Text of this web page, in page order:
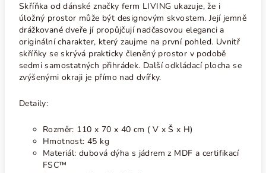
Skříňka od dánské značky ferm LIVING ukazuje, že i
úložný prostor může být designovým skvostem. Její jemně
drážkované dveře jí propůjčují nadčasovou eleganci a
originální charakter, který zaujme na první pohled. Uvnitř
skříňky se skrývá prakticky členěný prostor v podobě
sedmi samostatných přihrádek. Další odkládací plocha se
zvýšenými okraji je přímo nad dvířky.
Detaily:
Rozměr: 110 x 70 x 40 cm ( V x Š x H)
Hmotnost: 45 kg
Materiál: dubová dýha s jádrem z MDF a certifikací
FSC™